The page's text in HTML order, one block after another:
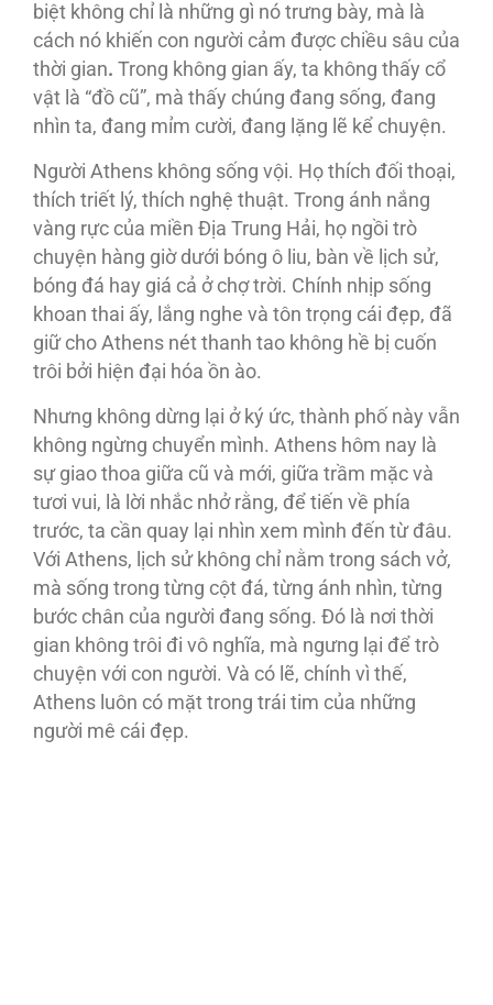
biệt không chỉ là những gì nó trưng bày, mà là
cách nó khiến con người cảm được chiều sâu của
thời gian. Trong không gian ấy, ta không thấy cổ
vật là “đồ cũ”, mà thấy chúng đang sống, đang
nhìn ta, đang mỉm cười, đang lặng lẽ kể chuyện.
Người Athens không sống vội. Họ thích đối thoại,
thích triết lý, thích nghệ thuật. Trong ánh nắng
vàng rực của miền Địa Trung Hải, họ ngồi trò
chuyện hàng giờ dưới bóng ô liu, bàn về lịch sử,
bóng đá hay giá cả ở chợ trời. Chính nhịp sống
khoan thai ấy, lắng nghe và tôn trọng cái đẹp, đã
giữ cho Athens nét thanh tao không hề bị cuốn
trôi bởi hiện đại hóa ồn ào.
Nhưng không dừng lại ở ký ức, thành phố này vẫn
không ngừng chuyển mình. Athens hôm nay là
sự giao thoa giữa cũ và mới, giữa trầm mặc và
tươi vui, là lời nhắc nhở rằng, để tiến về phía
trước, ta cần quay lại nhìn xem mình đến từ đâu.
Với Athens, lịch sử không chỉ nằm trong sách vở,
mà sống trong từng cột đá, từng ánh nhìn, từng
bước chân của người đang sống. Đó là nơi thời
gian không trôi đi vô nghĩa, mà ngưng lại để trò
chuyện với con người. Và có lẽ, chính vì thế,
Athens luôn có mặt trong trái tim của những
người mê cái đẹp.